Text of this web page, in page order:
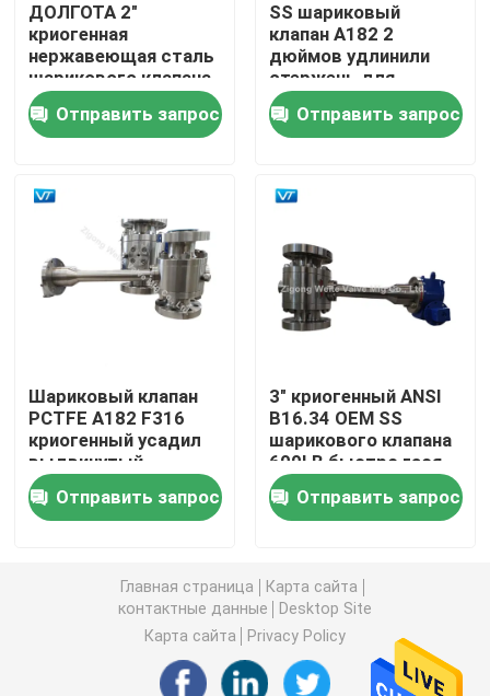
Шариковый клапан трубопровода
Клапаны трубопровода природного газа
Клапаны нефтепровода
Шариковый клапан управляемый шестерней
Шариковый клапан углерода стальной служить
Нержавеющая сталь служила фланцем шариковый
Клапан аварийной остановки
плавая шариковый клапан
Шариковый клапан установленный Trunnion
ДОЛГОТА 2"
криогенная
нержавеющая сталь
шарикового клапана
служила фланцем DN
50 1.6Mpa-42Mpa
Отправить запрос
SS шариковый
клапан A182 2
дюймов удлинили
стержень для
предохранения огня
газа треская
Отправить запрос
Шариковый клапан
PCTFE A182 F316
криогенный усадил
выдвинутый
шариковый клапан
BonnetОтправить запрос
3" криогенный ANSI
B16.34 OEM SS
шарикового клапана
600LB быстро гася
Отправить запрос
Главная страница
Карта сайта
контактные данные
Desktop Site
Карта сайта
Privacy Policy